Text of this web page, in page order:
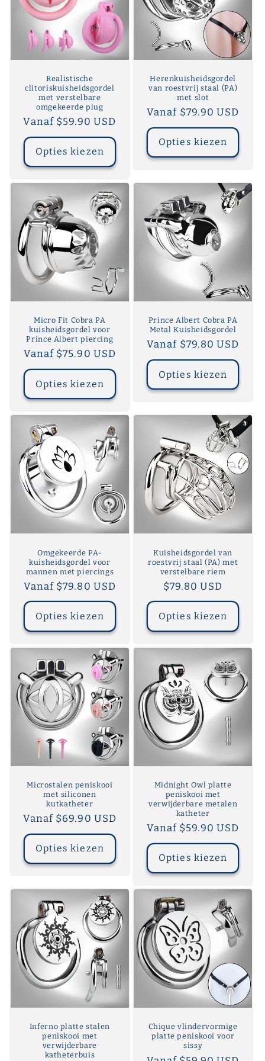
Realistische
clitoriskuisheidsgordel
met verstelbare
omgekeerde plug
Normale
prijs
Vanaf $59.90 USD
Opties kiezen
Herenkuisheidsgordel
van roestvrij staal (PA)
met slot
Normale
prijs
Vanaf $79.90 USD
Opties kiezen
Micro Fit Cobra PA
kuisheidsgordel voor
Prince Albert piercing
Normale
prijs
Vanaf $75.90 USD
Opties kiezen
Prince Albert Cobra PA
Metal Kuisheidsgordel
Normale
prijs
Vanaf $79.80 USD
Opties kiezen
Omgekeerde PA-
kuisheidsgordel voor
mannen met piercings
Normale
prijs
Vanaf $79.80 USD
Opties kiezen
Kuisheidsgordel van
roestvrij staal (PA) met
verstelbare riem
Normale
prijs
$79.80 USD
Opties kiezen
Microstalen peniskooi
met siliconen
kutkatheter
Normale
prijs
Vanaf $69.90 USD
Opties kiezen
Midnight Owl platte
peniskooi met
verwijderbare metalen
katheter
Normale
prijs
Vanaf $59.90 USD
Opties kiezen
Inferno platte stalen
peniskooi met
verwijderbare
katheterbuis
Chique vlindervormige
platte peniskooi voor
sissy